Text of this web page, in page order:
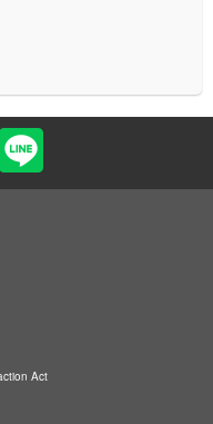
Act